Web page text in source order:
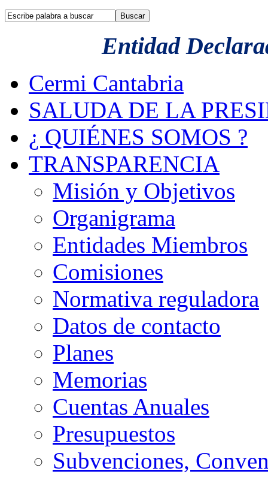
Entidad
Cermi Cantabria
SALUDA DE LA
¿ QUIÉNES SOMOS ?
TRANSPARENCIA
Misión y Objetivos
Organigrama
Entidades Miembros
Comisiones
Normativa reguladora
Datos de contacto
Planes
Memorias
Cuentas Anuales
Presupuestos
Subvenciones,